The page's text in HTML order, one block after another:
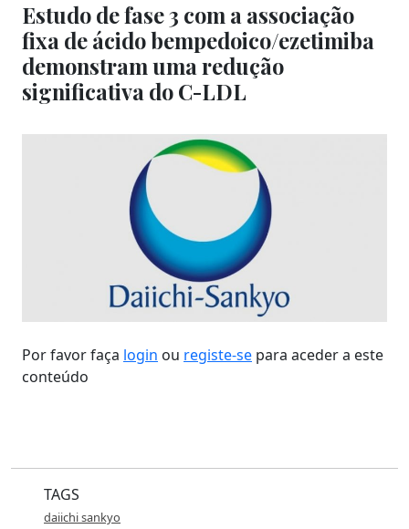
Estudo de fase 3 com a associação
fixa de ácido bempedoico/ezetimiba
demonstram uma redução
significativa do C-LDL
Por favor faça login ou registe-se para aceder a este
conteúdo
TAGS
daiichi sankyo